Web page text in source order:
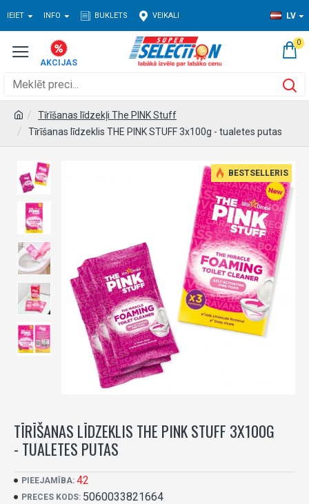
IEIET INFO BUKLETS VEIKALI LV
0
Tīrīšanas līdzekļi The PINK Stuff
Tīrīšanas līdzeklis THE PINK STUFF 3x100g - tualetes putas
BESTSELLERIS
TĪRĪŠANAS LĪDZEKLIS THE PINK STUFF 3X100G
- TUALETES PUTAS
PIEEJAMĪBA: 42
PRECES KODS: 5060033821664